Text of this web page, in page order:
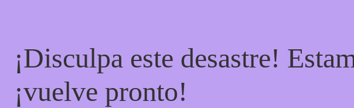
¡Disculpa este desastre!
¡vuelve pronto!